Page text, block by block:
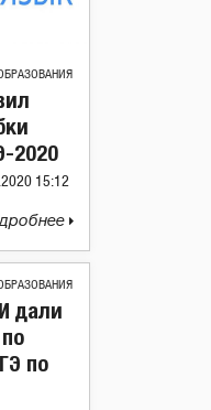
2020
15:12
дали
по